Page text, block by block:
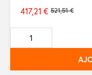
Prix
de
base
521,51 €
417,21 €